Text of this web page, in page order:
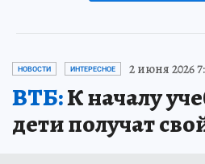
НОВОСТИ ИНТЕРЕСНОЕ 2 июня 2026
ВТБ:К началу
дети получат